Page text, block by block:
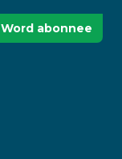
Word abonnee